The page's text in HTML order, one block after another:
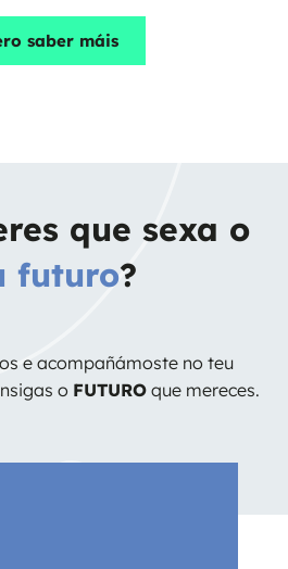
saber máis
que sexa o
futuro?
e acompañámoste no teu
o FUTUROque mereces.